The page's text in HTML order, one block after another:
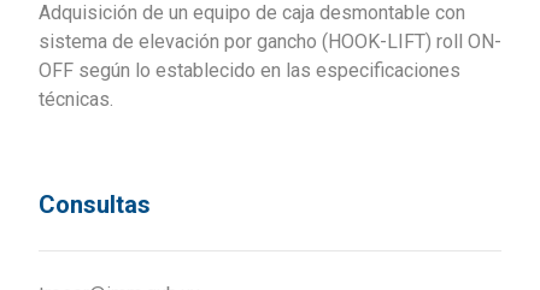
Adquisición de un equipo de caja desmontable con
sistema de elevación por gancho (HOOK-LIFT) roll ON-
OFF según lo establecido en las especificaciones
técnicas.
Consultas